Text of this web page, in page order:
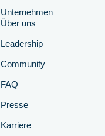
Unternehmen
Über uns
Leadership
Community
FAQ
Presse
Karriere